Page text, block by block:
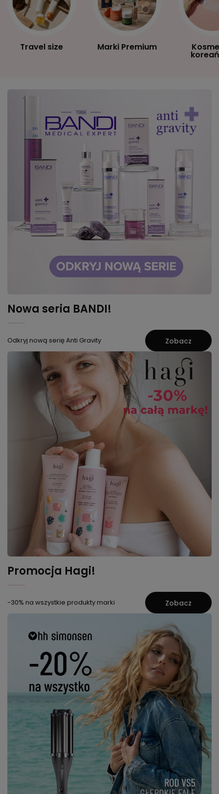
Travel size Marki Premium
Nowa seria BANDI!
Odkryj nową serię Anti Gravity Zobacz
Promocja Hagi!
-30% na wszystkie produkty marki Zobacz